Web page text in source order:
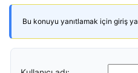
Bu konuyu yanıtlamak için giriş